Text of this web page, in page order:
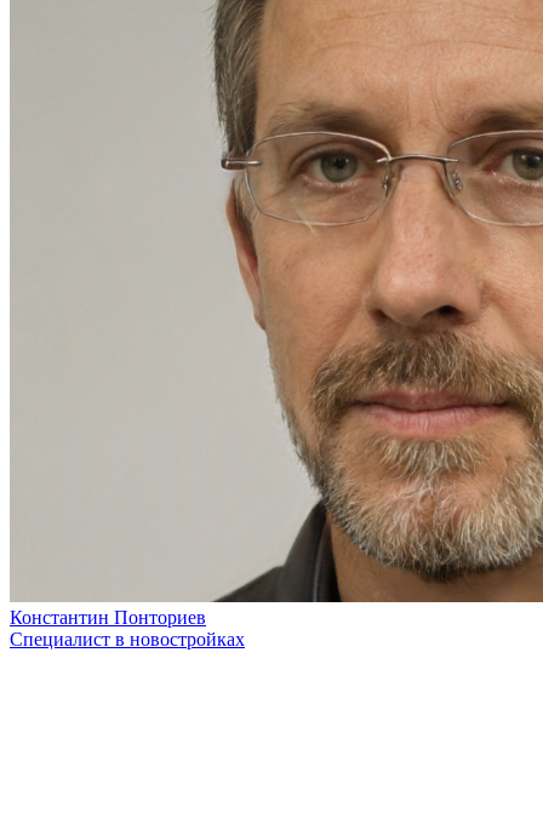
Константин Понториев
Специалист в новостройках